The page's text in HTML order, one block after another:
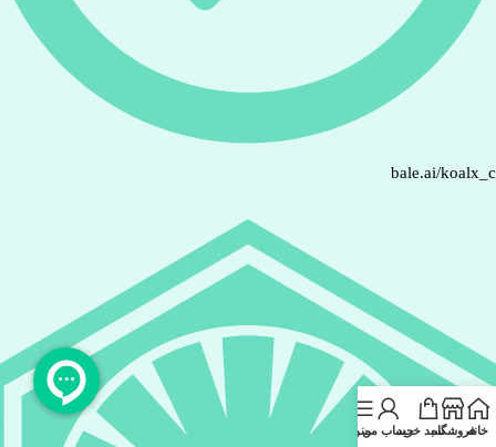
bale.ai/
خانهفروشگاهسبد خریدحساب منمنو